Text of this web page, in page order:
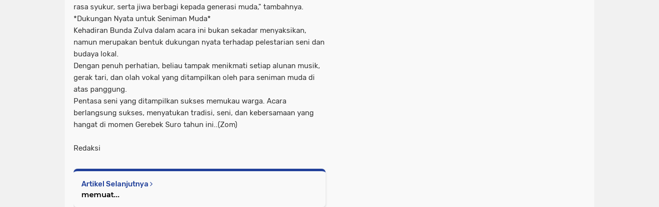
rasa syukur, serta jiwa berbagi kepada generasi muda," tambahnya.
*Dukungan Nyata untuk Seniman Muda*
Kehadiran Bunda Zulva dalam acara ini bukan sekadar menyaksikan,
namun merupakan bentuk dukungan nyata terhadap pelestarian seni dan
budaya lokal.
Dengan penuh perhatian, beliau tampak menikmati setiap alunan musik,
gerak tari, dan olah vokal yang ditampilkan oleh para seniman muda di
atas panggung.
Pentasa seni yang ditampilkan sukses memukau warga. Acara
berlangsung sukses, menyatukan tradisi, seni, dan kebersamaan yang
hangat di momen Gerebek Suro tahun ini..(Zom)
Redaksi
Artikel Selanjutnya
memuat...